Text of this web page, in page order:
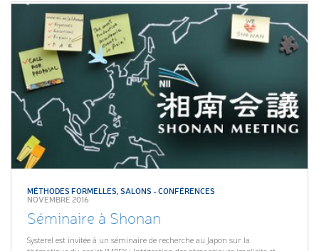
MÉTHODES FORMELLES,SALONS - CONFÉRENCES
NOVEMBRE 2016
Séminaire à Shonan
Systerel est invitée à un séminaire de recherche au Japon sur la